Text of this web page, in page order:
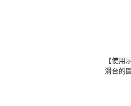
【使用
滑台的